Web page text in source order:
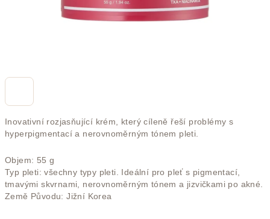
Inovativní rozjasňující krém, který cíleně řeší problémy s
hyperpigmentací a nerovnoměrným tónem pleti.
Objem: 55 g
Typ pleti: všechny typy pleti. Ideální pro pleť s pigmentací,
tmavými skvrnami, nerovnoměrným tónem a jizvičkami po akné.
Země Původu: Jižní Korea